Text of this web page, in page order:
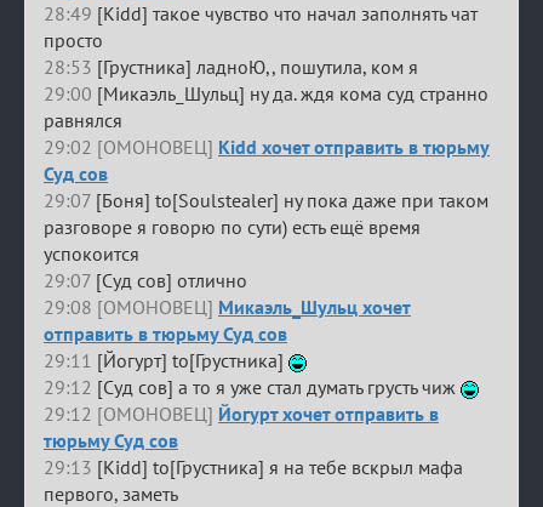
28:49 [Kidd] такое чувство что начал заполнять чат
просто
28:53 [Грустника] ладноЮ,, пошутила, ком я
29:00 [Микаэль_Шульц] ну да. ждя кома суд странно
равнялся
29:02 [ОМОНОВЕЦ] Kidd хочет отправить в тюрьму
Суд сов
29:07 [Боня] to[Soulstealer] ну пока даже при таком
разговоре я говорю по сути) есть ещё время
успокоится
29:07 [Суд сов] отлично
29:08 [ОМОНОВЕЦ] Микаэль_Шульц хочет
отправить в тюрьму Суд сов
29:11 [Йогурт] to[Грустника]
29:12 [Суд сов] а то я уже стал думать грусть чиж
29:12 [ОМОНОВЕЦ] Йогурт хочет отправить в
тюрьму Суд сов
29:13 [Kidd] to[Грустника] я на тебе вскрыл мафа
первого, заметь